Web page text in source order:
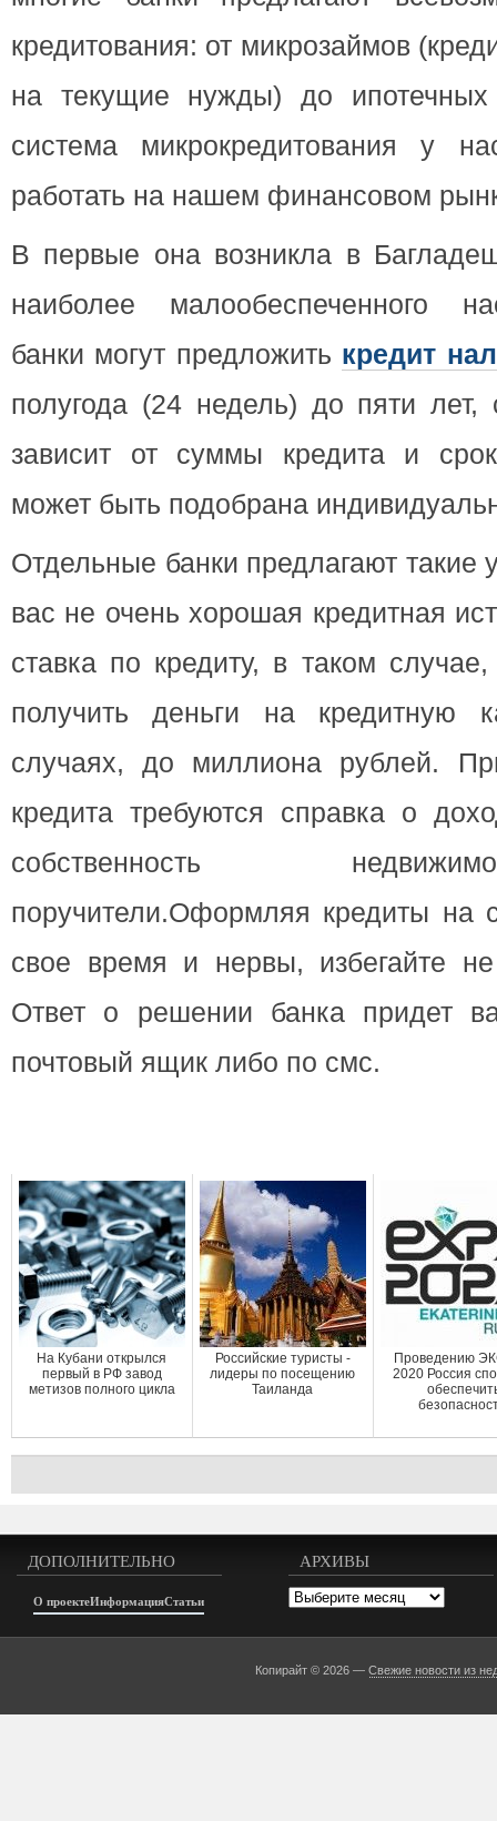
кредитования: от микрозаймов
на текущие нужды) до ипотечных
система микрокредитования у
работать на нашем финансовом
В первые она возникла в
наиболее малообеспеченного
банки могут предложить кредит
полугода (24 недель) до пяти лет,
зависит от суммы кредита и
может быть подобрана
Отдельные банки предлагают такие
вас не очень хорошая кредитная
ставка по кредиту, в таком
получить деньги на кредитную
случаях, до миллиона рублей.
кредита требуются справка о
собственность
поручители.Оформляя кредиты на
свое время и нервы, избегайте
Ответ о решении банка придет
почтовый ящик либо по смс.
На Кубани открылся
первый в РФ завод
метизов полного цикла
Российские туристы -
лидеры по посещению
Таиланда
Проведению
2020 Россия
ДОПОЛНИТЕЛЬНО
О проектеИнформацияСтатьи
АРХИВЫ
Архивы
Копирайт © 2026 —Свежие новости из